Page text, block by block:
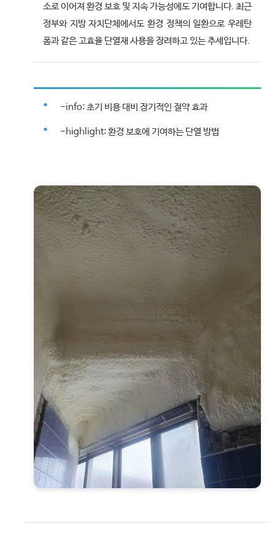
소로 이어져 환경 보호 및 지속 가능성에도 기여합니다. 최근
정부와 지방 자치단체에서도 환경 정책의 일환으로 우레탄
폼과 같은 고효율 단열재 사용을 장려하고 있는 추세입니다.
-info: 초기 비용 대비 장기적인 절약 효과
-highlight: 환경 보호에 기여하는 단열 방법